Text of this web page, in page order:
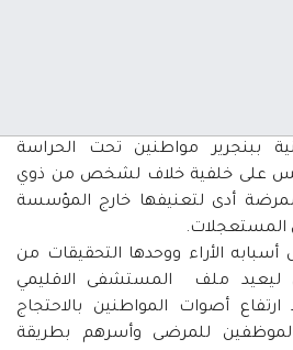
ببنجرير مواطنين تحت الحراسة
على خلفية خلاف لشخص من ذوي
أدى لتعنيفها خارج المؤسسة
المستعجلات.
الأراء ووحدها التحقيقات من
ليعيد ملف المستشفى الاقليمي
ارتفاع أصوات المواطنين بالاحتجاج
للمرضى وأسرهم بطريقة